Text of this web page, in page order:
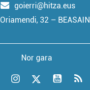
goierri@hitza.eus
Oriamendi, 32 – BEASAIN
Nor gara